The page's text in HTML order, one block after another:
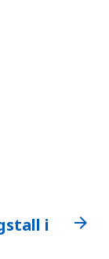
i
arrow_forward